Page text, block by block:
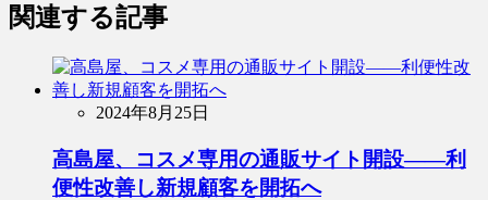
関連する記事
2024年8月25日
高島屋、コスメ専用の通販サイト開設――利
便性改善し新規顧客を開拓へ